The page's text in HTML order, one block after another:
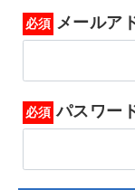
メールア
パスワー